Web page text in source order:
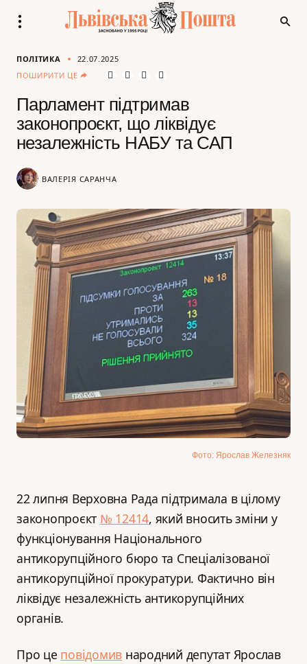
ПОЛІТИКА
22.07.2025
ПОШИРИТИ ЦЕ
Парламент підтримав
законопроєкт, що ліквідує
незалежність НАБУ та САП
ВАЛЕРІЯ САРАНЧА
Фото: Ярослав Железняк
22 липня Верховна Рада підтримала в цілому
законопроєкт № 12414, який вносить зміни у
функціонування Національного
антикорупційного бюро та Спеціалізованої
антикорупційної прокуратури. Фактично він
ліквідує незалежність антикорупційних
органів.
Про це повідомив народний депутат Ярослав